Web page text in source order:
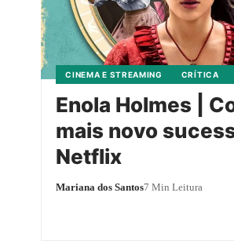
CINEMA E STREAMING CRÍTICA
Enola Holmes |
mais novo
Netflix
Mariana dos Santos7 Min Leitura